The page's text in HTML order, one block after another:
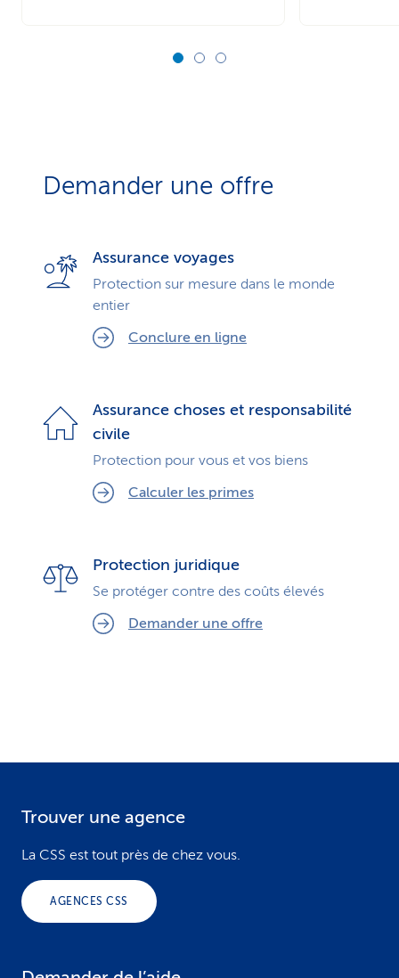
Demander une offre
Assurance voyages
Protection sur mesure dans le monde
entier
Conclure en ligne
Assurance choses et responsabilité
civile
Protection pour vous et vos biens
Calculer les primes
Protection juridique
Se protéger contre des coûts élevés
Demander une offre
Trouver une agence
La CSS est tout près de chez vous.
AGENCES CSS